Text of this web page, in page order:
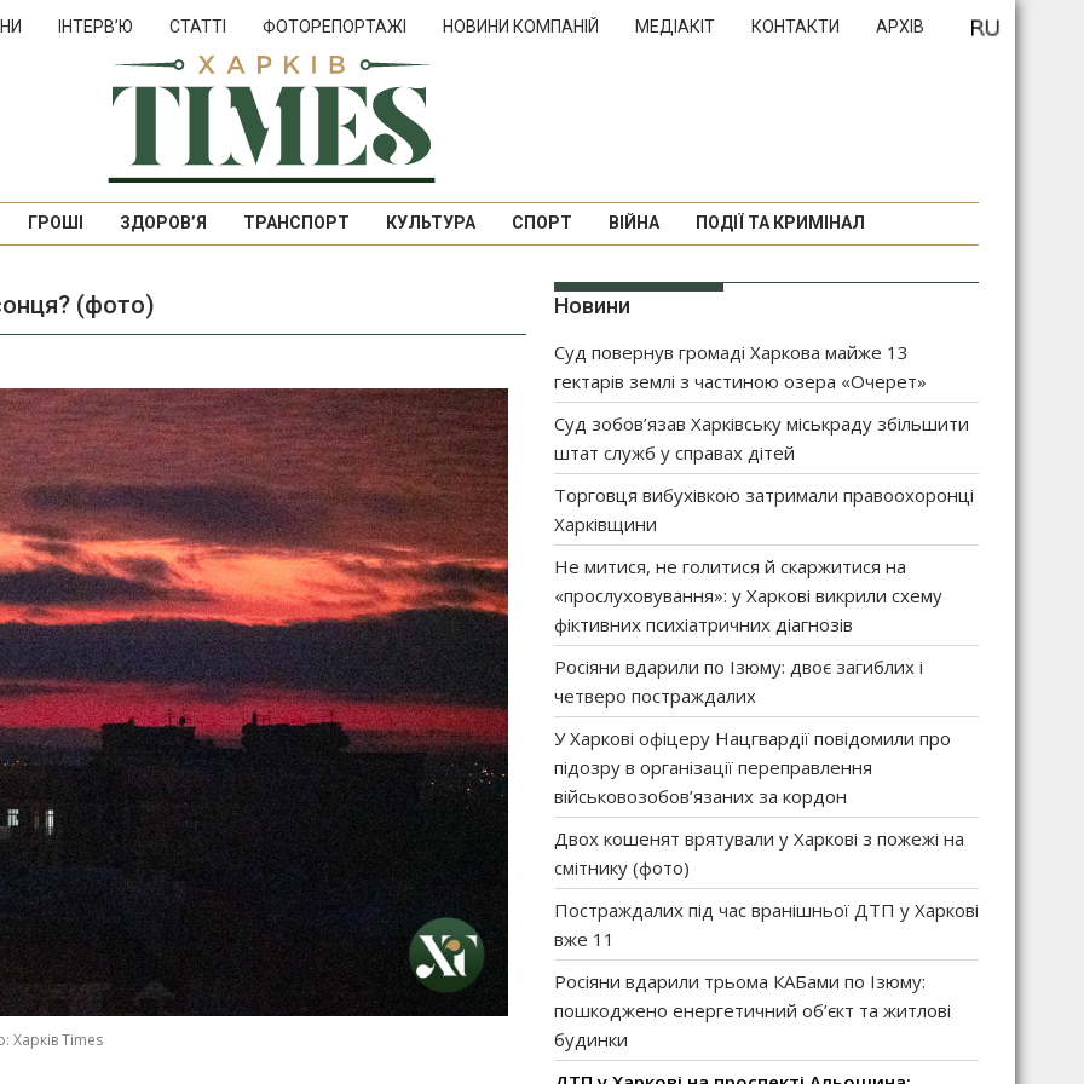
ІНТЕРВ’Ю СТАТТІ ФОТОРЕПОРТАЖІ НОВИНИ КОМПАНІЙ МЕДІАКІТ КОНТАКТИ АРХІВ
ГРОШІ ЗДОРОВ’Я ТРАНСПОРТ КУЛЬТУРА СПОРТ ВІЙНА ПОДІЇ ТА КРИМІНАЛ
(фото)
Харків Times
Новини
Суд повернув громаді Харкова майже 13
гектарів землі з частиною озера «Очерет»
Суд зобов’язав Харківську міськраду збільшити
штат служб у справах дітей
Торговця вибухівкою затримали правоохоронці
Харківщини
Не митися, не голитися й скаржитися на
«прослуховування»: у Харкові викрили схему
фіктивних психіатричних діагнозів
Росіяни вдарили по Ізюму: двоє загиблих і
четверо постраждалих
У Харкові офіцеру Нацгвардії повідомили про
підозру в організації переправлення
військовозобов’язаних за кордон
Двох кошенят врятували у Харкові з пожежі на
смітнику (фото)
Постраждалих під час вранішньої ДТП у Харкові
вже 11
Росіяни вдарили трьома КАБами по Ізюму:
пошкоджено енергетичний об’єкт та житлові
будинки